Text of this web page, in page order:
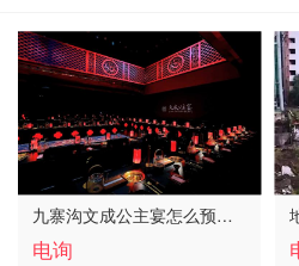
九寨沟文成公主宴怎么预
定、…
电询